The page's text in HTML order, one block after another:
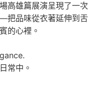
高雄篇展演呈現了一次
把品味從衣著延伸到舌
的心裡。
常中。